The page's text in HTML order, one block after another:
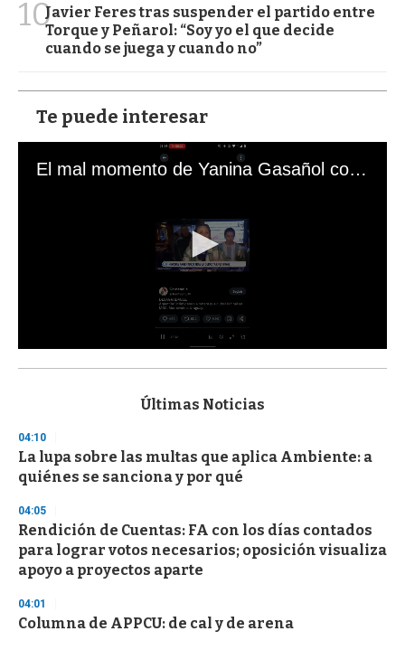
10Javier Feres tras suspender el partido entre
Torque y Peñarol: “Soy yo el que decide
cuando se juega y cuando no”
Te puede interesar
El mal momento de Yanina Gasañol con un hincha argentino en "Subrayado"
s
d
s
o
f
3
s
c
o
d
s
Últimas Noticias
04:10
La lupa sobre las multas que aplica Ambiente: a
quiénes se sanciona y por qué
04:05
Rendición de Cuentas: FA con los días contados
para lograr votos necesarios; oposición visualiza
apoyo a proyectos aparte
04:01
Columna de APPCU: de cal y de arena